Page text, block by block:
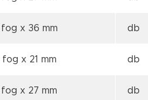
fog x 36 mm db
fog x 21 mm db
fog x 27 mm db